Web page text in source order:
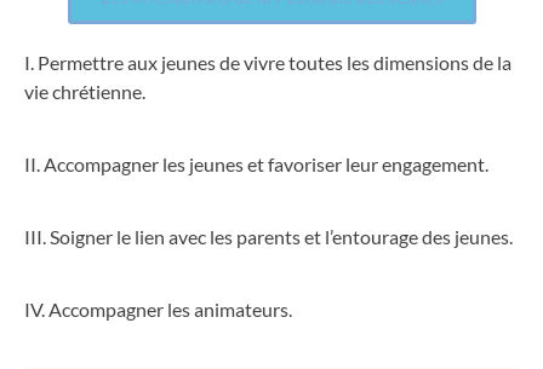
I. Permettre aux jeunes de vivre toutes les dimensions de la
vie chrétienne.
II. Accompagner les jeunes et favoriser leur engagement.
III. Soigner le lien avec les parents et l’entourage des jeunes.
IV. Accompagner les animateurs.